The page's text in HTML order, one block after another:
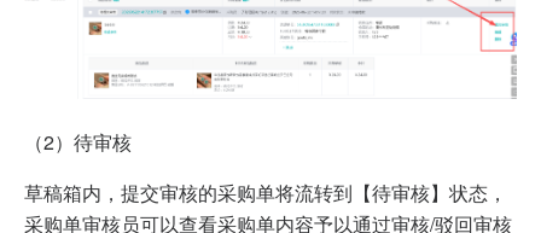
（2）待审核
草稿箱内，提交审核的采购单将流转到【待审核】状态，
采购单审核员可以查看采购单内容予以通过审核/驳回审核